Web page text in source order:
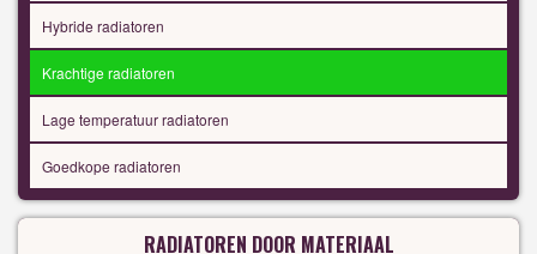
Hybride radiatoren
Krachtige radiatoren
Lage temperatuur radiatoren
Goedkope radiatoren
RADIATOREN DOOR MATERIAAL